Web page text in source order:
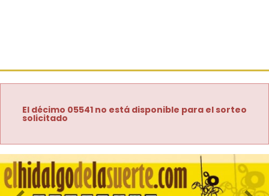
El décimo 05541 no está disponible para el sorteo
solicitado